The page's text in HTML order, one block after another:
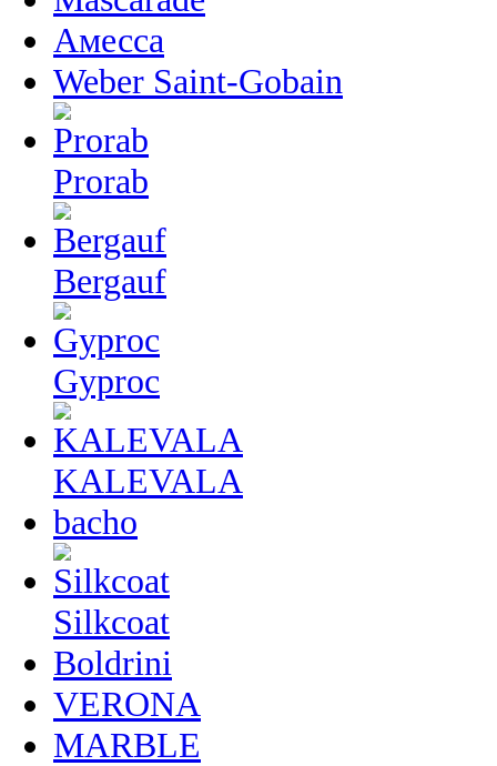
Амесса
Weber Saint-Gobain
Prorab
Bergauf
Gyproc
KALEVALA
bacho
Silkcoat
Boldrini
VERONA
MARBLE